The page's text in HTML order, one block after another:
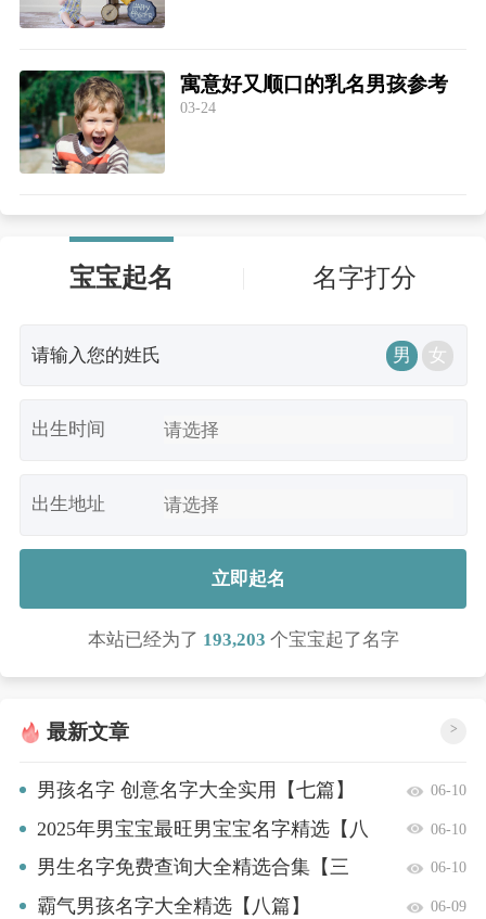
寓意好又顺口的乳名男孩参考
03-24
宝宝起名 名字打分
男 女
出生时间
出生地址
立即起名
本站已经为了 193,203 个宝宝起了名字
最新文章 >
男孩名字 创意名字大全实用【七篇】 06-10
2025年男宝宝最旺男宝宝名字精选【八
篇】
06-10
男生名字免费查询大全精选合集【三
篇】
06-10
霸气男孩名字大全精选【八篇】 06-09